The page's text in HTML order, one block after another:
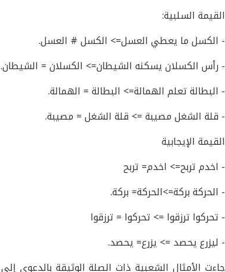
القيمة السلبية:
- الكسل ما يعطي العسل=> الكسل # العسل.
- رأس الكسلان يسكنه الشيطان=> الكسلان = الشيطان.
- البطالة تعلم الهمالة=> البطالة = الهمالة.
- قلة الشغل مصيبة => قلة الشغل = مصيبة.
القيمة الإيجابية
- اخدم تربح=> اخدم= تربح
- الحركة بركة=>الحركة= بركة.
- تحركوا ترزقوا => تحركوا = ترزقوا
- ليزرع يحصد => يزرع= يحصد.
جاءت الأمثال الشعبية ذات الصلة الوثيقة بالدعوى